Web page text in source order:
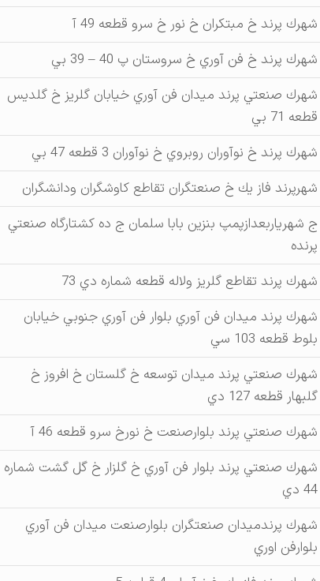
شهرك پرند خ مبتكران خ نور خ سرو قطعه 49 آ
شهرك پرند خ فن آوري خ سروستان پ 40 – 39 بي
شهرك صنعتي پرند ميدان فن آوري خيابان گلريز خ گلديس
قطعه 71 بي
شهرك پرند خ نوآوران روبروي خ نوآوران 3 قطعه 47 بي
شهرپرند فاز يك خ صنعتگران تقاطع كاوشگران ودانشگران
ج شهرياربعدازپمپ بنزين بابا سلمان ج ده كشتارگاه صنعتي
پرنده
شهرك پرند تقاطع گلريز ولاله قطعه شماره دي 73
شهرك پرند ميدان فن آوري بلوار فن آوري جنوبي خيابان
بلوط قطعه 103 سي
شهرك صنعتي پرند ميدان توسعه خ گلستان خ افروز خ
گلبهار قطعه 127 دي
شهرك صنعتي پرند بلوارصنعت خ نورخ سرو قطعه 46 آ
شهرك صنعتي پرند بلوار فن آوري خ گلزار خ گل گشت شماره
44 دي
شهرك پرندميدان صنعتگران بلوارصنعت ميدان فن آوري
بلوارفن اوري